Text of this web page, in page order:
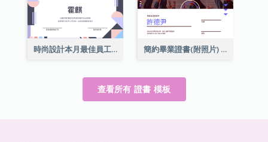
時尚設計本月最佳員工證書 簡約畢業證書(附照片)
查看所有 證書 模板